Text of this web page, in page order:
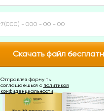
Скачать файл
Отправляя форму ты
соглашаешься с политикой
конфиденциальности